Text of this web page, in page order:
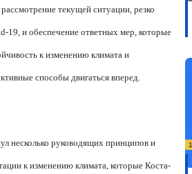
текущей ситуации, резко
19, и обеспечение ответных мер, которые
к изменению климата и
способы двигаться вперед.
несколько руководящих принципов и
к изменению климата, которые Коста-